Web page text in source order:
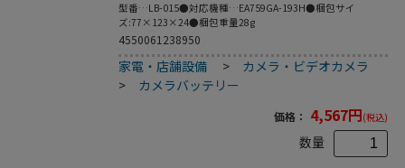
型番…LB-015●対応機種…EA759GA-193H●梱包サイ
ズ:77×123×24●梱包重量28g
4550061238950
家電・店舗設備 > カメラ・ビデオカメラ
> カメラバッテリー
価格： 4,567円(税込)
数量